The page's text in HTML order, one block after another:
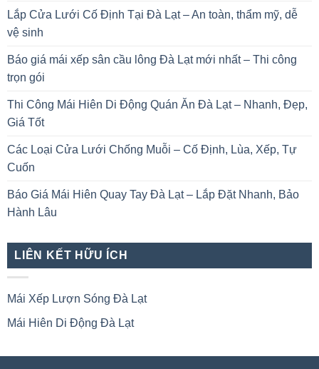
Lắp Cửa Lưới Cố Định Tại Đà Lạt – An toàn, thẩm mỹ, dễ
vệ sinh
Báo giá mái xếp sân cầu lông Đà Lạt mới nhất – Thi công
trọn gói
Thi Công Mái Hiên Di Động Quán Ăn Đà Lạt – Nhanh, Đẹp,
Giá Tốt
Các Loại Cửa Lưới Chống Muỗi – Cố Định, Lùa, Xếp, Tự
Cuốn
Báo Giá Mái Hiên Quay Tay Đà Lạt – Lắp Đặt Nhanh, Bảo
Hành Lâu
LIÊN KẾT HỮU ÍCH
Mái Xếp Lượn Sóng Đà Lạt
Mái Hiên Di Động Đà Lạt